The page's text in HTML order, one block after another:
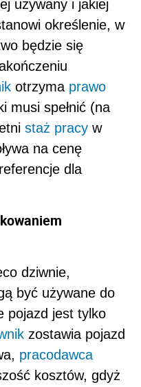
używany i jakiej
określenie, w
będzie się
otrzyma prawo
musi spełnić (na
staż pracy w
na cenę
dla
dziwnie,
być używane do
pojazd jest tylko
zostawia pojazd
pracodawca
kosztów, gdyż